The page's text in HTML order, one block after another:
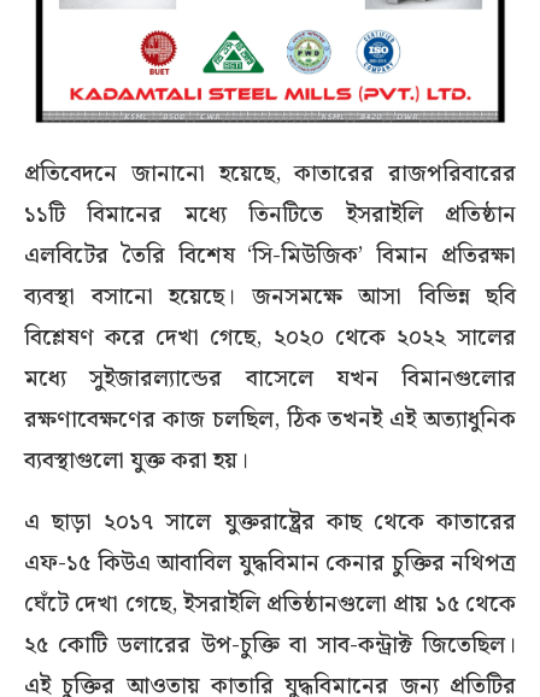
প্রতিবেদনে জানানো হয়েছে, কাতারের রাজপরিবারের
১১টি বিমানের মধ্যে তিনটিতে ইসরাইলি প্রতিষ্ঠান
এলবিটের তৈরি বিশেষ ‘সি-মিউজিক’ বিমান প্রতিরক্ষা
ব্যবস্থা বসানো হয়েছে। জনসমক্ষে আসা বিভিন্ন ছবি
বিশ্লেষণ করে দেখা গেছে, ২০২০ থেকে ২০২২ সালের
মধ্যে সুইজারল্যান্ডের বাসেলে যখন বিমানগুলোর
রক্ষণাবেক্ষণের কাজ চলছিল, ঠিক তখনই এই অত্যাধুনিক
ব্যবস্থাগুলো যুক্ত করা হয়।
এ ছাড়া ২০১৭ সালে যুক্তরাষ্ট্রের কাছ থেকে কাতারের
এফ-১৫ কিউএ আবাবিল যুদ্ধবিমান কেনার চুক্তির নথিপত্র
ঘেঁটে দেখা গেছে, ইসরাইলি প্রতিষ্ঠানগুলো প্রায় ১৫ থেকে
২৫ কোটি ডলারের উপ-চুক্তি বা সাব-কন্ট্রাক্ট জিতেছিল।
এই চুক্তির আওতায় কাতারি যুদ্ধবিমানের জন্য প্রতিটির